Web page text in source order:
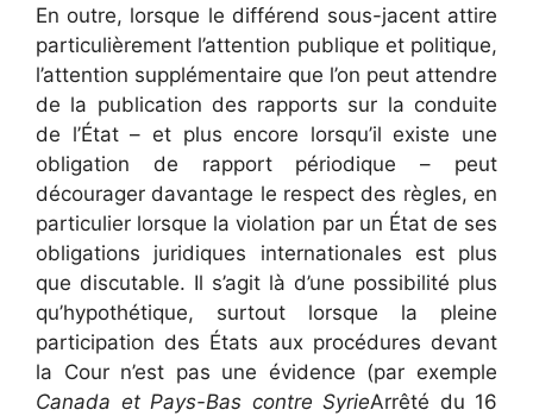
En outre, lorsque le différend sous-jacent attire
particulièrement l’attention publique et politique,
l’attention supplémentaire que l’on peut attendre
de la publication des rapports sur la conduite
de l’État – et plus encore lorsqu’il existe une
obligation de rapport périodique – peut
décourager davantage le respect des règles, en
particulier lorsque la violation par un État de ses
obligations juridiques internationales est plus
que discutable. Il s’agit là d’une possibilité plus
qu’hypothétique, surtout lorsque la pleine
participation des États aux procédures devant
la Cour n’est pas une évidence (par exemple
Canada et Pays-Bas contre SyrieArrêté du 16